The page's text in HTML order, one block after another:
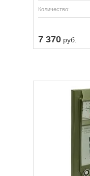
Количество:
7 370 руб.